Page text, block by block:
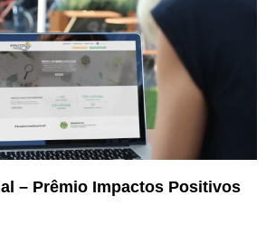
– Prêmio Impactos Positivos